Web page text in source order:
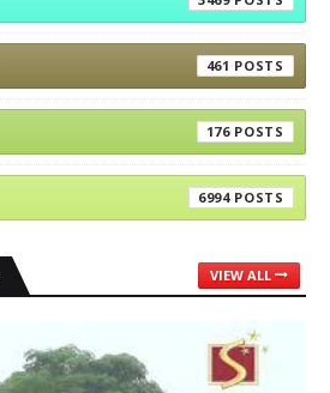
461
176
6994
VIEW ALL